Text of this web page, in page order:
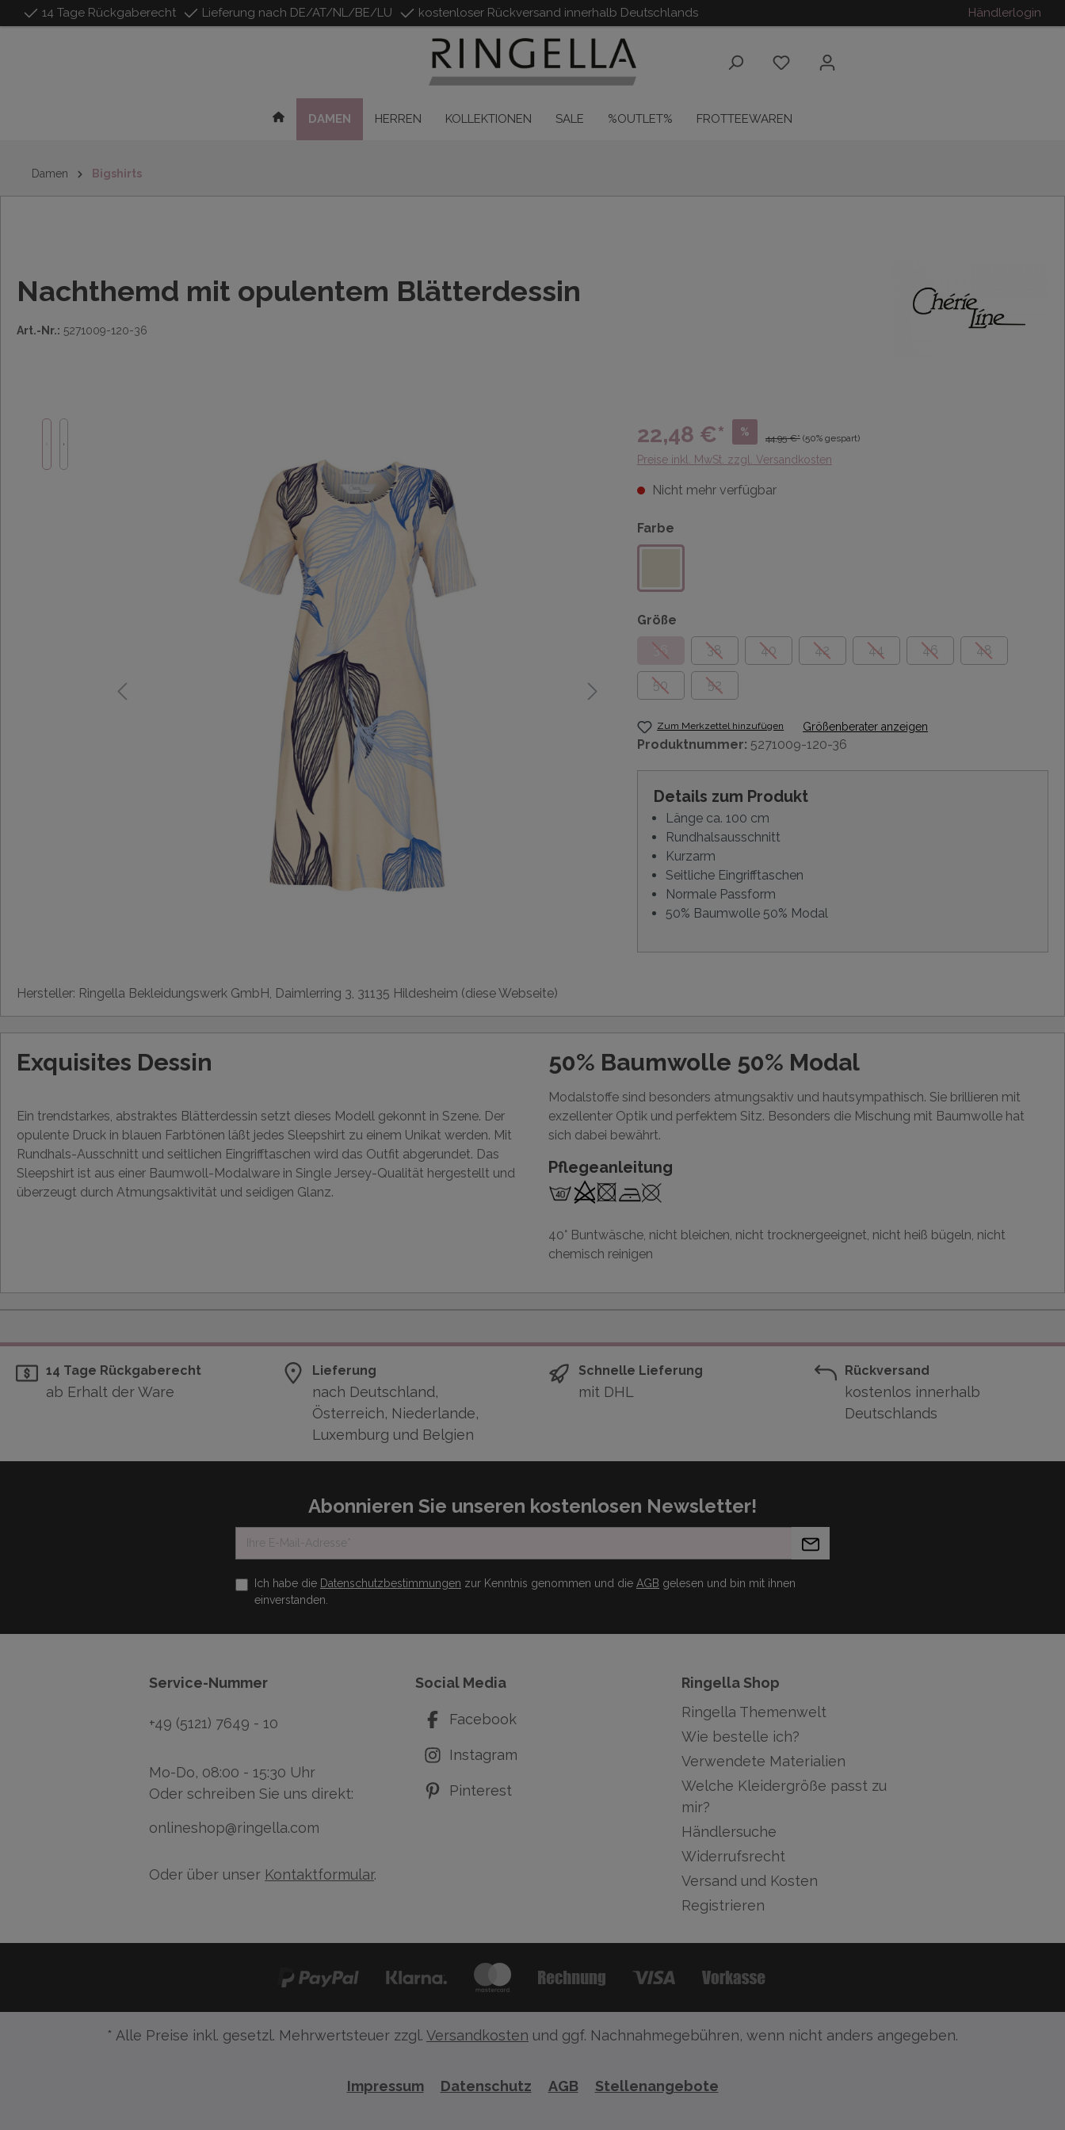
springen
14 Tage Rückgaberecht Lieferung nach DE/AT/NL/BE/LU kostenloser Rückversand innerhalb Deutschlands Händlerlogin
DAMEN HERREN KOLLEKTIONEN SALE %OUTLET% FROTTEEWAREN
Damen Bigshirts
Nachthemd mit opulentem Blätterdessin
Art.-Nr.: 5271009-120-36
22,48 €* %
44,95 €* (50% gespart)
Preise inkl. MwSt. zzgl. Versandkosten
Nicht mehr verfügbar
Farbe
Größe
36
38 40 42 44 46 48
50 52
Zum Merkzettel hinzufügen Größenberater anzeigen
Produktnummer: 5271009-120-36
Details zum Produkt
Länge ca. 100 cm
Rundhalsausschnitt
Kurzarm
Seitliche Eingrifftaschen
Normale Passform
50% Baumwolle 50% Modal
Hersteller: Ringella Bekleidungswerk GmbH, Daimlerring 3, 31135 Hildesheim (diese Webseite)
Exquisites Dessin
Ein trendstarkes, abstraktes Blätterdessin setzt dieses Modell gekonnt in Szene. Der
opulente Druck in blauen Farbtönen läßt jedes Sleepshirt zu einem Unikat werden. Mit
Rundhals-Ausschnitt und seitlichen Eingrifftaschen wird das Outfit abgerundet. Das
Sleepshirt ist aus einer Baumwoll-Modalware in Single Jersey-Qualität hergestellt und
überzeugt durch Atmungsaktivität und seidigen Glanz.
50% Baumwolle 50% Modal
Modalstoffe sind besonders atmungsaktiv und hautsympathisch. Sie brillieren mit
exzellenter Optik und perfektem Sitz. Besonders die Mischung mit Baumwolle hat
sich dabei bewährt.
Pflegeanleitung
40° Buntwäsche, nicht bleichen, nicht trocknergeeignet, nicht heiß bügeln, nicht
chemisch reinigen
14 Tage Rückgaberecht
ab Erhalt der Ware
Lieferung
nach Deutschland,
Österreich, Niederlande,
Luxemburg und Belgien
Schnelle Lieferung
mit DHL
Rückversand
kostenlos innerhalb
Deutschlands
Abonnieren Sie unseren kostenlosen Newsletter!
Ich habe die Datenschutzbestimmungen zur Kenntnis genommen und die AGB gelesen und bin mit ihnen
einverstanden.
Service-Nummer
+49 (5121) 7649 - 10
Mo-Do, 08:00 - 15:30 Uhr
Oder schreiben Sie uns direkt:
onlineshop@ringella.com
Oder über unser Kontaktformular.
Social Media
Facebook
Instagram
Pinterest
Ringella Shop
Ringella Themenwelt
Wie bestelle ich?
Verwendete Materialien
Welche Kleidergröße passt zu
mir?
Händlersuche
Widerrufsrecht
Versand und Kosten
Registrieren
* Alle Preise inkl. gesetzl. Mehrwertsteuer zzgl. Versandkosten und ggf. Nachnahmegebühren, wenn nicht anders angegeben.
Impressum Datenschutz AGB Stellenangebote